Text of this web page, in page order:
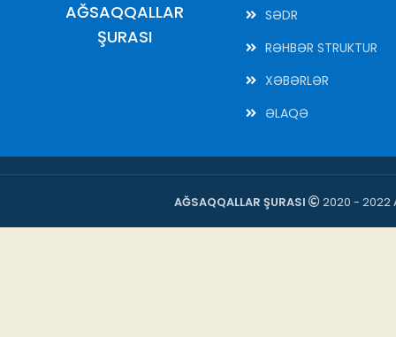
AĞSAQQALLAR
ŞURASI
SƏDR
RƏHBƏR STRUKTUR
XƏBƏRLƏR
ƏLAQƏ
AĞSAQQALLAR ŞURASI 2020 - 2022